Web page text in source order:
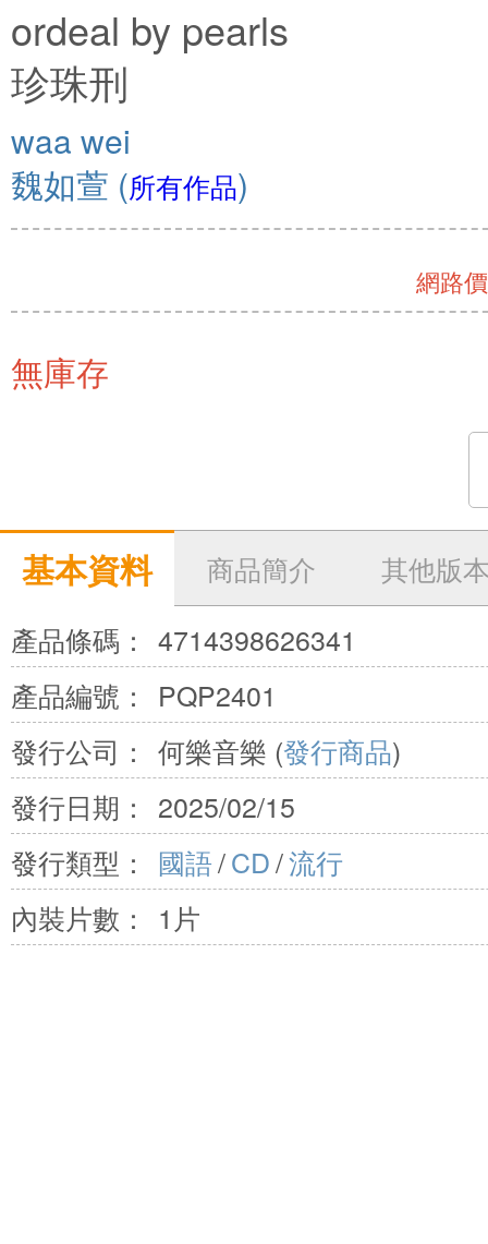
ordeal by pearls
珍珠刑
waa wei
魏如萱 (所有作品)
網路
無庫存
基本資料 商品簡介
其他版
產品條碼： 4714398626341
產品編號：
PQP2401
發行公司： 何樂音樂 (發行商品)
發行日期：
2025/02/15
發行類型：
國語/CD/流行
內裝片數：
1片